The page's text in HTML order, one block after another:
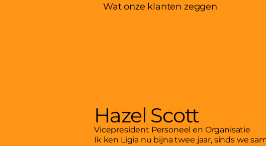
Wat onze klanten zeggen
Hazel Scott
Vicepresident Personeel en Organisatie
Ik ken Ligia nu bijna twee jaar, sinds we